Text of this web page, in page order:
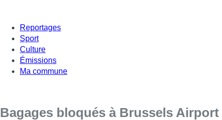
Reportages
Sport
Culture
Émissions
Ma commune
Bagages bloqués à Brussels Airport